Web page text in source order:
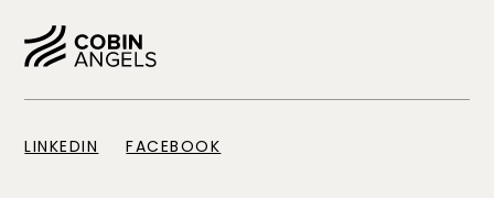
LINKEDIN FACEBOOK